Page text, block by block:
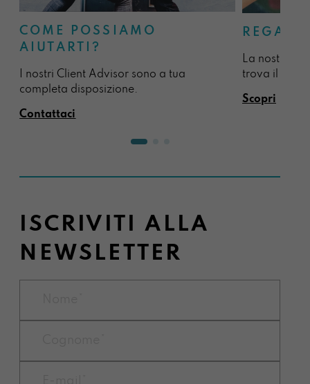
COME POSSIAMO
AIUTARTI?
I nostri Client Advisor sono a tua
completa disposizione.
Contattaci
La nostra
trova il
Scopri
ISCRIVITI ALLA
NEWSLETTER